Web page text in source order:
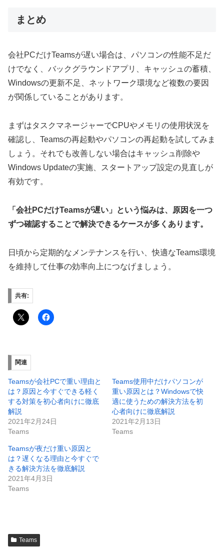
まとめ
会社PCだけTeamsが遅い場合は、パソコンの性能不足だ
けでなく、バックグラウンドアプリ、キャッシュの蓄積、
Windowsの更新不足、ネットワーク環境など複数の要因
が関係していることがあります。
まずはタスクマネージャーでCPUやメモリの使用状況を
確認し、Teamsの再起動やパソコンの再起動を試してみま
しょう。それでも改善しない場合はキャッシュ削除や
Windows Updateの実施、スタートアップ設定の見直しが
有効です。
「会社PCだけTeamsが遅い」という悩みは、原因を一つ
ずつ確認することで解決できるケースが多くあります。
日頃から定期的なメンテナンスを行い、快適なTeams環境
を維持して仕事の効率向上につなげましょう。
共有:
関連
Teamsが会社PCで重い理由と
は？原因と今すぐできる軽く
する対策を初心者向けに徹底
解説
2021年2月24日
Teams
Teams使用中だけパソコンが
重い原因とは？Windowsで快
適に使うための解決方法を初
心者向けに徹底解説
2021年2月13日
Teams
Teamsが夜だけ重い原因と
は？遅くなる理由と今すぐで
きる解決方法を徹底解説
2021年4月3日
Teams
Teams